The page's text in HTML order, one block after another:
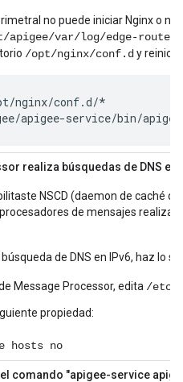
no puede iniciar Nginx o
apigee/var/log/edge-
/opt/nginx/conf.d y
nginx/conf.d/*
apigee-service/bin/
realiza búsquedas de DNS en
NSCD (daemon de caché
de mensajes realizan
de DNS en IPv6, haz lo
Message Processor, edita /etc/
propiedad:
hosts no
comando "apigee-service